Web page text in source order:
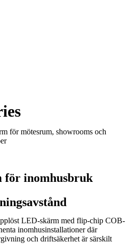
för mötesrum, showrooms och
för inomhusbruk
LED-skärm med flip-chip COB-
inomhusinstallationer där
och driftsäkerhet är särskilt